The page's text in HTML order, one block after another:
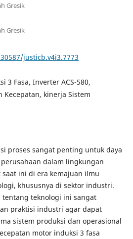
Gresik
Gresik
justicb.v4i3.7773
3 Fasa, Inverter ACS-580,
kinerja Sistem
proses sangat penting untuk daya
dalam lingkungan
ini di era kemajuan ilmu
khususnya di sektor industri.
tentang teknologi ini sangat
praktisi industri agar dapat
sistem produksi dan operasional
motor induksi 3 fasa